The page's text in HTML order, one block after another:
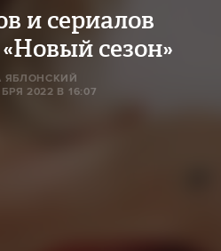
и сериалов
сезон»
ЯБЛОНСКИЙ
2022 В 16:07